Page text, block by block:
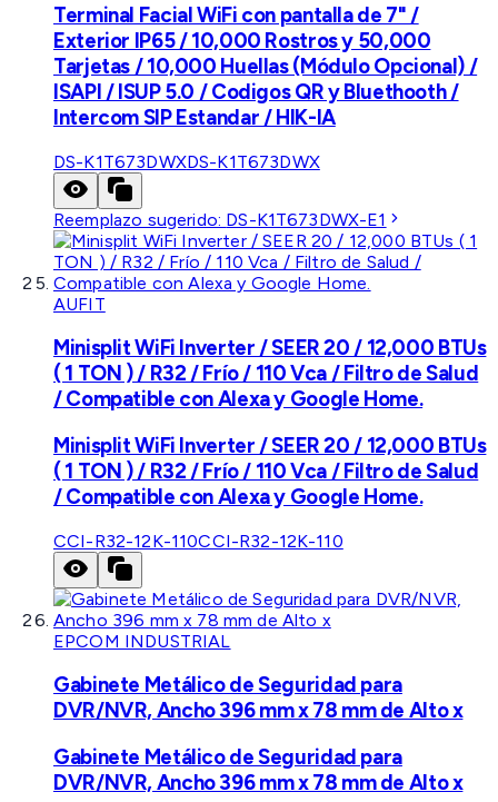
Terminal Facial WiFi con pantalla de 7" /
Exterior IP65 / 10,000 Rostros y 50,000
Tarjetas / 10,000 Huellas (Módulo Opcional) /
ISAPI / ISUP 5.0 / Codigos QR y Bluethooth /
Intercom SIP Estandar / HIK-IA
DS-K1T673DWXDS-K1T673DWX
Reemplazo sugerido: DS-K1T673DWX-E1
AUFIT
Minisplit WiFi Inverter / SEER 20 / 12,000 BTUs
( 1 TON ) / R32 / Frío / 110 Vca / Filtro de Salud
/ Compatible con Alexa y Google Home.
Minisplit WiFi Inverter / SEER 20 / 12,000 BTUs
( 1 TON ) / R32 / Frío / 110 Vca / Filtro de Salud
/ Compatible con Alexa y Google Home.
CCI-R32-12K-110CCI-R32-12K-110
EPCOM INDUSTRIAL
Gabinete Metálico de Seguridad para
DVR/NVR, Ancho 396 mm x 78 mm de Alto x
Gabinete Metálico de Seguridad para
DVR/NVR, Ancho 396 mm x 78 mm de Alto x